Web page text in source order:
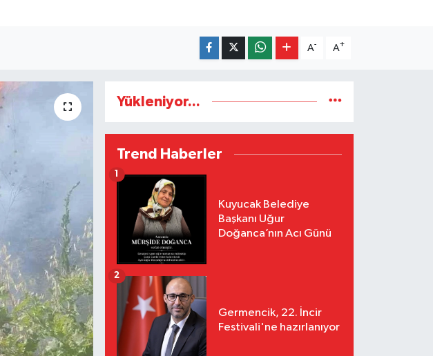
A- A+
Yükleniyor...
Trend Haberler
Kuyucak Belediye
Başkanı Uğur
Doğanca’nın Acı Günü
1
Germencik, 22. İncir
Festivali'ne hazırlanıyor
2